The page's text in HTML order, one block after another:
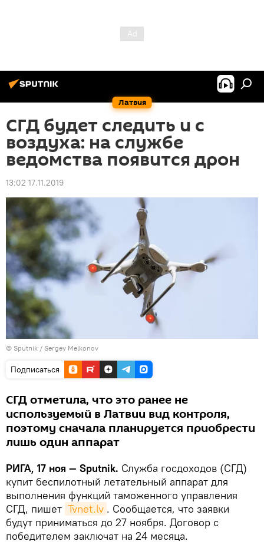
Латвия
СГД будет следить и с
воздуха: на службе
ведомства появится дрон
13:02 17.11.2019
© Sputnik / Sergey Melkonov
Подписаться
СГД отметила, что это ранее не
используемый в Латвии вид контроля,
поэтому сначала планируется приобрести
лишь один аппарат
РИГА, 17 ноя — Sputnik. Служба госдоходов (СГД)
купит беспилотный летательный аппарат для
выполнения функций таможенного управления
СГД, пишет Tvnet.lv . Сообщается, что заявки
будут приниматься до 27 ноября. Договор с
победителем заключат на 24 месяца.